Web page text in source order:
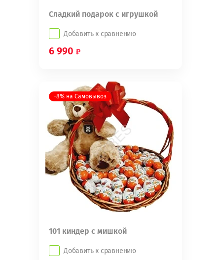
Сладкий подарок с игрушкой
Добавить к сравнению
6 990
-8% на Самовывоз
101 киндер с мишкой
Добавить к сравнению